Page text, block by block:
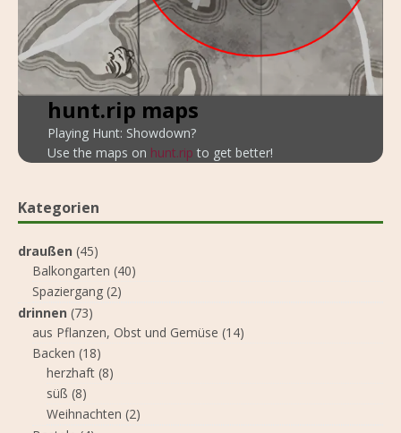
hunt.rip maps
Playing Hunt: Showdown?
Use the maps on hunt.rip to get better!
Kategorien
draußen (45)
Balkongarten (40)
Spaziergang (2)
drinnen (73)
aus Pflanzen, Obst und Gemüse (14)
Backen (18)
herzhaft (8)
süß (8)
Weihnachten (2)